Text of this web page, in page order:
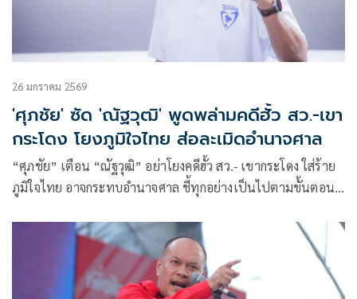
26 มกราคม 2569
'ศุภชัย' ซัด 'ณัฐวุฒิ' พูดพล่ามคดีฮั้ว สว.-เขา
กระโดง โยงภูมิใจไทย ส่อละเมิดอำนาจศาล
“ศุภชัย” เตือน “ณัฐวุฒิ” อย่าโยงคดีฮั้ว สว.- เขากระโดง ใส่ร้าย
ภูมิใจไทย อาจกระทบอำนาจศาล ชี้ทุกอย่างเป็นไปตามขั้นตอน